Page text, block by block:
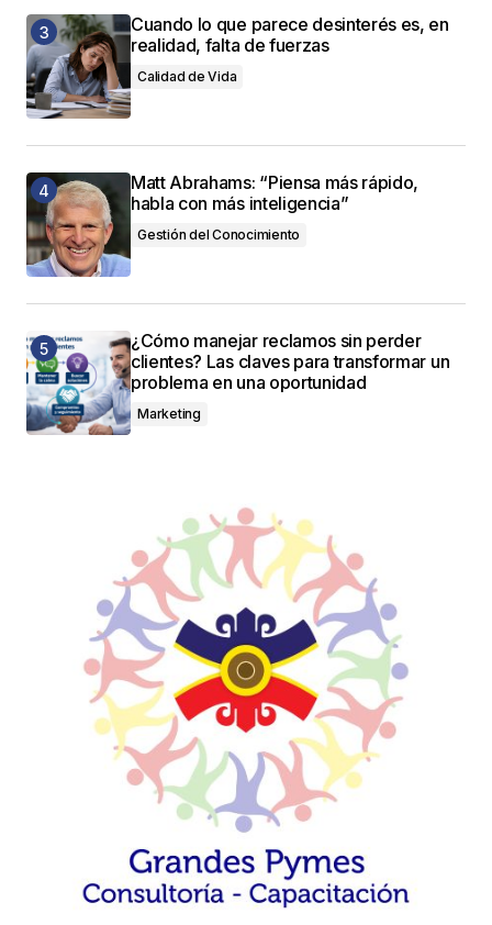
Cuando lo que parece desinterés es, en
realidad, falta de fuerzas
Calidad de Vida
Matt Abrahams: “Piensa más rápido,
habla con más inteligencia”
Gestión del Conocimiento
¿Cómo manejar reclamos sin perder
clientes? Las claves para transformar un
problema en una oportunidad
Marketing